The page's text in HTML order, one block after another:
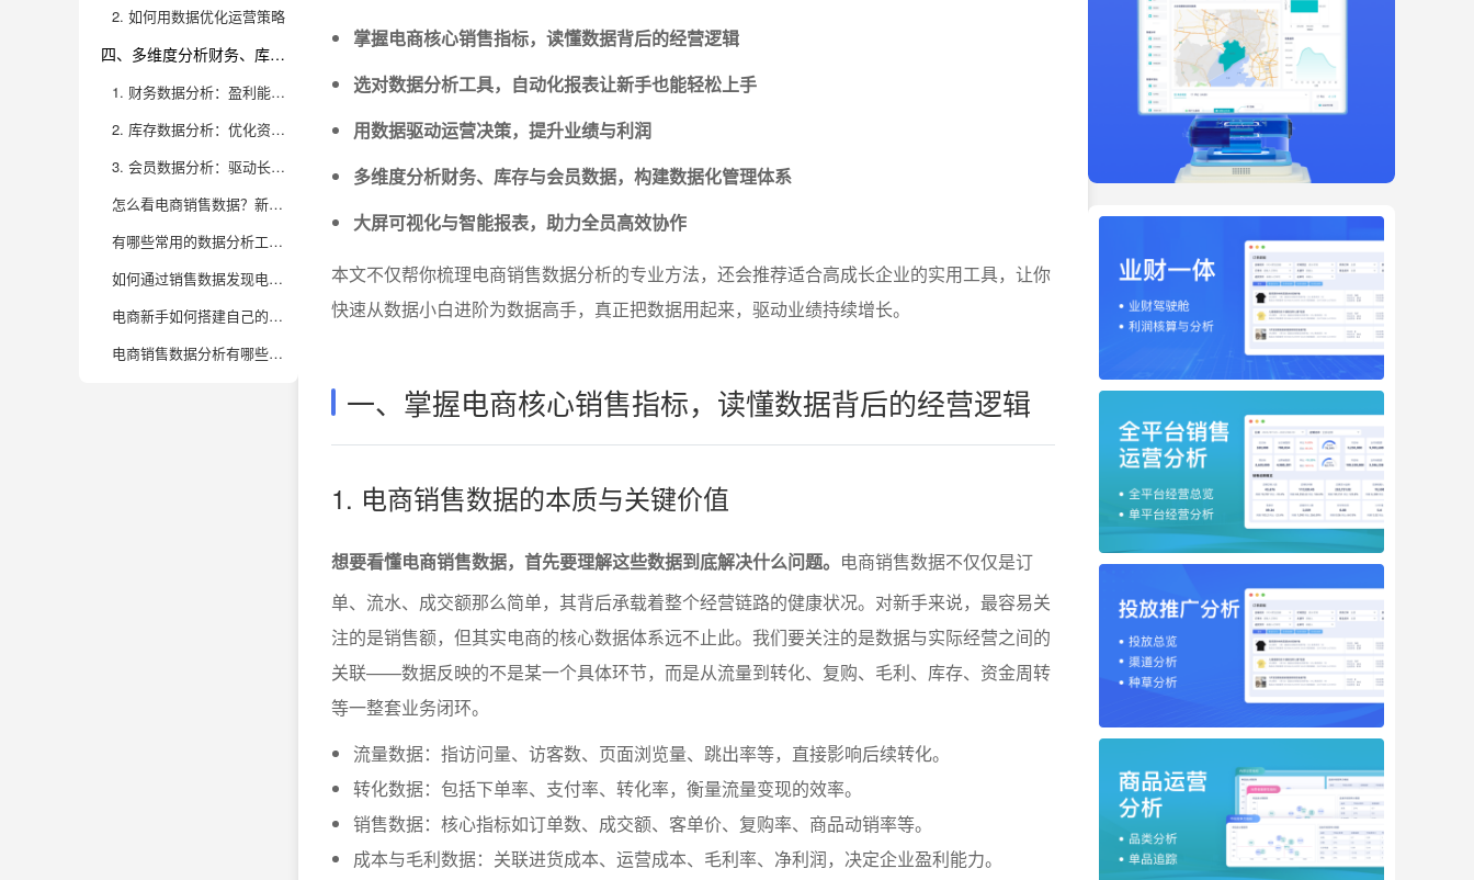
2. 如何用数据优化运营策略
四、多维度分析财务、库存与会员数据，构建数据化管理体系
1. 财务数据分析：盈利能力与成本管控
2. 库存数据分析：优化资金与供应链效率
3. 会员数据分析：驱动长期增长与客户价值提升
怎么看电商销售数据？新手需要关注哪些核心指标？
有哪些常用的数据分析工具适合电商新手？
如何通过销售数据发现电商运营中的问题和机会？
电商新手如何搭建自己的销售数据分析体系？
电商销售数据分析有哪些常见误区？新手应该怎么避免？
掌握电商核心销售指标，读懂数据背后的经营逻辑
选对数据分析工具，自动化报表让新手也能轻松上手
用数据驱动运营决策，提升业绩与利润
多维度分析财务、库存与会员数据，构建数据化管理体系
大屏可视化与智能报表，助力全员高效协作
本文不仅帮你梳理电商销售数据分析的专业方法，还会推荐适合高成长企业的实用工具，让你
快速从数据小白进阶为数据高手，真正把数据用起来，驱动业绩持续增长。
一、掌握电商核心销售指标，读懂数据背后的经营逻辑
1. 电商销售数据的本质与关键价值
想要看懂电商销售数据，首先要理解这些数据到底解决什么问题。 电商销售数据不仅仅是订
单、流水、成交额那么简单，其背后承载着整个经营链路的健康状况。对新手来说，最容易关
注的是销售额，但其实电商的核心数据体系远不止此。我们要关注的是数据与实际经营之间的
关联——数据反映的不是某一个具体环节，而是从流量到转化、复购、毛利、库存、资金周转
等一整套业务闭环。
流量数据：指访问量、访客数、页面浏览量、跳出率等，直接影响后续转化。
转化数据：包括下单率、支付率、转化率，衡量流量变现的效率。
销售数据：核心指标如订单数、成交额、客单价、复购率、商品动销率等。
成本与毛利数据：关联进货成本、运营成本、毛利率、净利润，决定企业盈利能力。